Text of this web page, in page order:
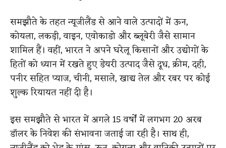
समझौते के तहत न्यूजीलैंड से आने वाले उत्पादों में ऊन,
कोयला, लकड़ी, वाइन, एवोकाडो और ब्लूबेरी जैसे सामान
शामिल हैं। वहीं, भारत ने अपने घरेलू किसानों और उद्योगों के
हितों को ध्यान में रखते हुए डेयरी उत्पाद जैसे दूध, क्रीम, दही,
पनीर सहित प्याज, चीनी, मसाले, खाद्य तेल और रबर पर कोई
शुल्क रियायत नहीं दी है।
इस समझौते से भारत में अगले 15 वर्षों में लगभग 20 अरब
डॉलर के निवेश की संभावना जताई जा रही है। साथ ही,